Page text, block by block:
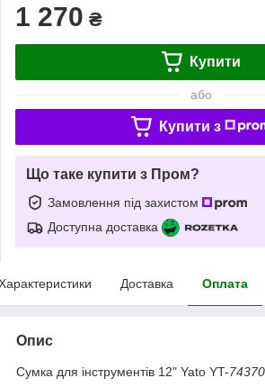
1 270 ₴
Купити
або
Купити з
Що таке купити з Пром?
Замовлення під захистом
Доступна доставка
Доставка Оплата
Опис
Сумка для інструментів 12" Yato YT-74370